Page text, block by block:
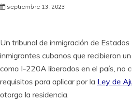
septiembre 13, 2023
Un tribunal de inmigración de
inmigrantes cubanos que recibieron
como I-220A liberados en el país, no
requisitos para aplicar por la Ley de
otorga la residencia.